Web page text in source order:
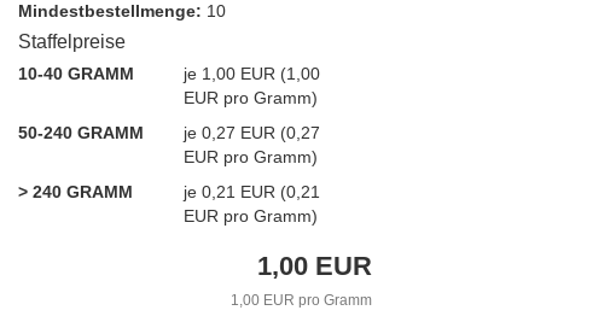
Mindest­bestellmenge: 10
Staffelpreise
10-40 GRAMM
je 1,00 EUR (1,00
EUR pro Gramm)
50-240 GRAMM
je 0,27 EUR (0,27
EUR pro Gramm)
> 240 GRAMM
je 0,21 EUR (0,21
EUR pro Gramm)
1,00 EUR
1,00 EUR pro Gramm